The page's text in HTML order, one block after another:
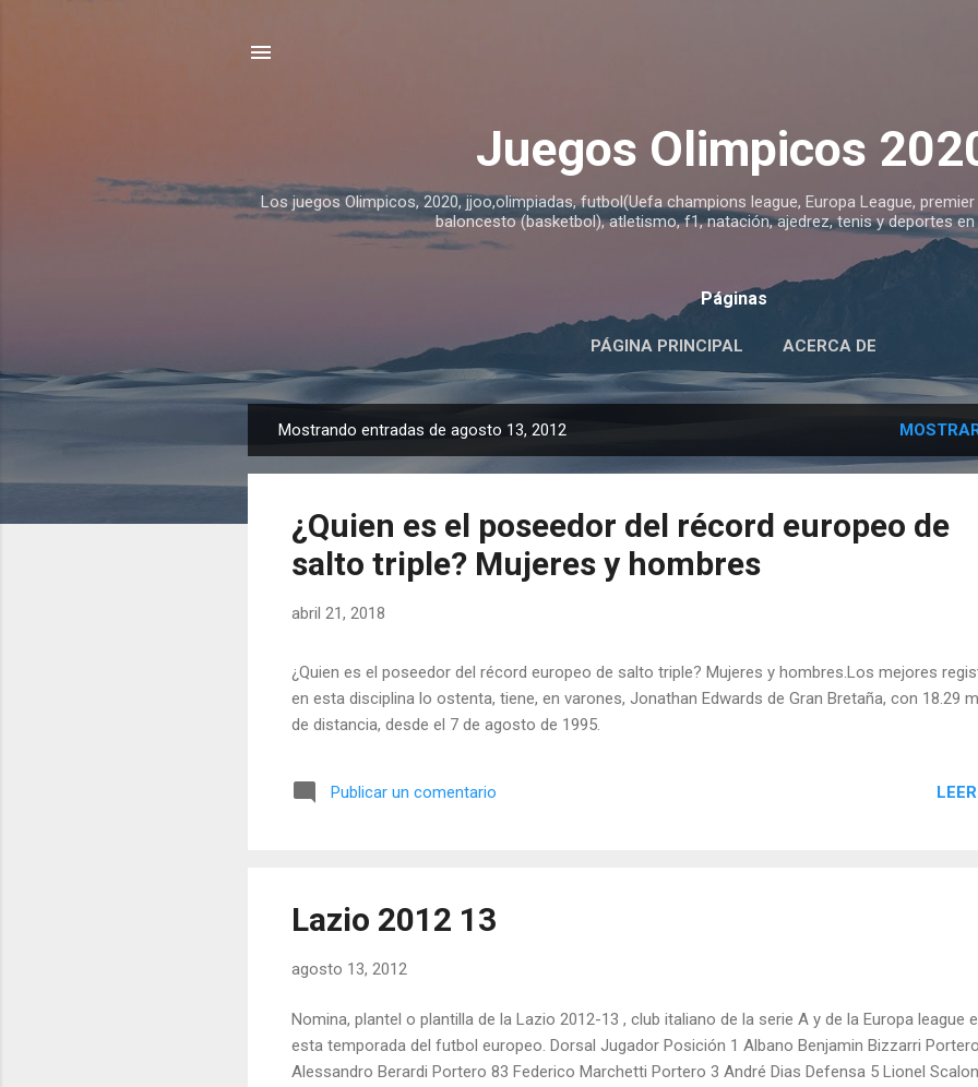
Juegos Olimpicos
Los juegos Olimpicos, 2020, jjoo,olimpiadas, futbol(Uefa champions league, Europa League, premier
baloncesto (basketbol), atletismo, f1, natación, ajedrez, tenis y deportes en
Páginas
PÁGINA PRINCIPAL ACERCA DE
n
Mostrando entradas de agosto 13, 2012
¿Quien es el poseedor del récord europeo de
salto triple? Mujeres y hombres
abril 21, 2018
¿Quien es el poseedor del récord europeo de salto triple? Mujeres y hombres.Los mejores
en esta disciplina lo ostenta, tiene, en varones, Jonathan Edwards de Gran Bretaña, con 18.29
de distancia, desde el 7 de agosto de 1995.
Publicar un comentario
Lazio 2012 13
agosto 13, 2012
Nomina, plantel o plantilla de la Lazio 2012-13 , club italiano de la serie A y de la Europa league
esta temporada del futbol europeo. Dorsal Jugador Posición 1 Albano Benjamin Bizzarri
Alessandro Berardi Portero 83 Federico Marchetti Portero 3 André Dias Defensa 5 Lionel